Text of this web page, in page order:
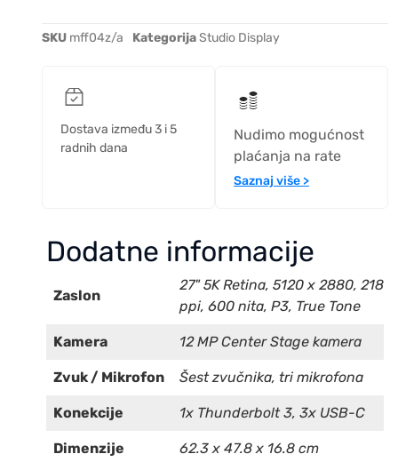
SKU mff04z/a KategorijaStudio Display
Dostava između 3 i 5
radnih dana
Nudimo mogućnost
plaćanja na rate
Saznaj više >
Dodatne informacije
Zaslon
27" 5K Retina, 5120 x 2880, 218
ppi, 600 nita, P3, True Tone
Kamera 12 MP Center Stage kamera
Zvuk / Mikrofon Šest zvučnika, tri mikrofona
Konekcije 1x Thunderbolt 3, 3x USB-C
Dimenzije 62.3 x 47.8 x 16.8 cm